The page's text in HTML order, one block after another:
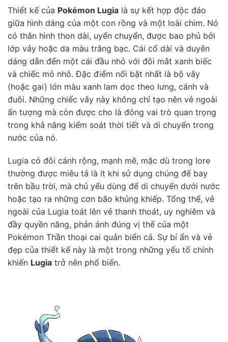
Thiết kế của Pokémon Lugia là sự kết hợp độc đáo
giữa hình dáng của một con rồng và một loài chim. Nó
có thân hình thon dài, uyển chuyển, được bao phủ bởi
lớp vảy hoặc da màu trắng bạc. Cái cổ dài và duyên
dáng dẫn đến một cái đầu nhỏ với đôi mắt xanh biếc
và chiếc mỏ nhỏ. Đặc điểm nổi bật nhất là bộ vây
(hoặc gai) lớn màu xanh lam dọc theo lưng, cánh và
đuôi. Những chiếc vây này không chỉ tạo nên vẻ ngoài
ấn tượng mà còn được cho là đóng vai trò quan trọng
trong khả năng kiểm soát thời tiết và di chuyển trong
nước của nó.
Lugia có đôi cánh rộng, mạnh mẽ, mặc dù trong lore
thường được miêu tả là ít khi sử dụng chúng để bay
trên bầu trời, mà chủ yếu dùng để di chuyển dưới nước
hoặc tạo ra những cơn bão khủng khiếp. Tổng thể, vẻ
ngoài của Lugia toát lên vẻ thanh thoát, uy nghiêm và
đầy quyền năng, phản ánh đúng vị thế của một
Pokémon Thần thoại cai quản biển cả. Sự bí ẩn và vẻ
đẹp của thiết kế này là một trong những yếu tố chính
khiến Lugia trở nên phổ biến.